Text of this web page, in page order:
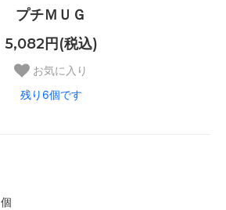
プチＭＵＧ
5,082円(税込)
お気に入り
残り6個です
個